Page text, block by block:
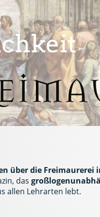
über die Freimaurerei
das
allen Lehrarten lebt.